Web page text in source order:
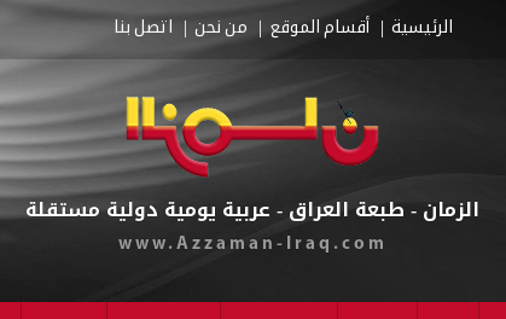
الرئيسية أقسام الموقع من نحن اتصل بنا
الزمان - طبعة العراق - عربية يومية دولية مستقلة
www.Azzaman-Iraq.com